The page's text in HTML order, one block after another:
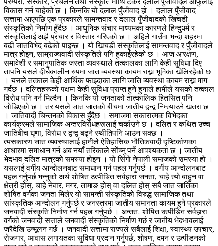
परम्परा, संस्कार, प्रचलन तथा संस्कृति माथि टेकेर दलाल पुँजीवादले आफुलाई
विकास गर्न चाहेको छ । किनकि यो दलाल पुँजीवाद हो । दलाल पुँजीवाद
सत्तामा आएपछि एक प्रकारले सामन्तवाद र दलाल पुँजीवादको खिचडी
संस्कृतिको निर्माण हुँदैछ । आधुनिक संचार माध्यमका कारणले हिन्दुधर्म र
संस्कृतिलाई अझै प्रचार र विस्तार गरिएको छ । अहिले गाउँमा भन्दा शहरमा
बढी जातविभेद बढेको पाइन्छ । यो खिचडी संस्कृतिलाई सामन्तवाद र पुँजीवादले
मात्र होइन, साम्राज्यवादी संस्कृतिले पनि हुकाईरहेको छ । आज आरक्षण,
समावेशी र समानुपातिक जस्ता व्यवस्थाले तत्कालका लागि केही सुविधा दिए
तापनि यसले दीर्घकालीन रुपमा जात व्यवस्था कायम राख्न भूमिका खेलिरहेको छ
। यसले तत्काल केही आर्थिक फाइदाका लागि जाति व्यवस्था कायम राख्न माग
गर्दछ । दलितहरूको पक्षमा केही सुविधा प्राप्त हुने हुनाले हामीले यसको तत्काल
विरोध पनि गर्न मिल्दैन । किनकि यो जनताको तात्कालिक हितसित पनि
जोडिएको छ । तर यसले जात जातको बीचमा जातीय द्वन्द्व निम्त्याउने खतरा छ
। जातिवादी चिन्तनको विकास हुँदैछ । समाजमा सकारात्मक विभेदका
कार्यक्रमले सामाजिक अन्तरविरोधहरूलाई चर्काउने छ । दलित र कथित उच्च
जातिबीच घृणा, विरोध र द्वन्द्व बढ्ने स्थीतिपनि आउन सक्छ ।
त्यसकारण जात व्यवस्थालाई हामीले ऐतिहासिक भौतिकवादी दृष्टिकोणका
आधारमा समाधान गर्न अब नयाँ तरिकाले सोंच्नु पर्ने आवश्यकता छ । जातीय
भेदभाव दलित मात्रको समस्या होइन । यो सिंगो नेपाली समाजको समस्या हो ।
यसलाई वर्गीय आन्दोलनबाट समाधान गर्न पहल गर्नुपर्छ । वर्गीय आन्दोलनबाट
पहल गर्नुपर्छ भन्नुको अर्थ शोषित उत्पीडित सर्वहारा जनता, चाहे त्यो बाहुन वा
क्षेत्री होस्, चाहे नेवार, मगर, तामाङ होस् वा दलित होस् सबै जात जातिका
शोषित वर्गका जनता मिलेर यो सामन्ती संस्कृतिको विरुद्ध सामाजिक तथा
सांस्कृतिक आन्दोलन गर्नुपर्छ र जनस्तरमा जातीय समानता कायम हुने प्रकारले
जनवादी संस्कृति निर्माण गर्न पहल गर्नुपर्छ । अन्ततः शोषित उत्पीडित सर्वहारा
वर्गको जनवादी सत्ताले जनवादी संस्कृतिको निर्माण गर्छ र जातीय भेदभावलाई
जरैदेखि उन्मूलन गर्छ । जनवादी सत्तामा राज्यले सबैलाई शिक्षा, स्वास्थ्य उपचार,
रोजगार, आवास लगायतका सुविधा प्रदान गर्नुपर्छ, शोषण, दमन र उत्पीडनको